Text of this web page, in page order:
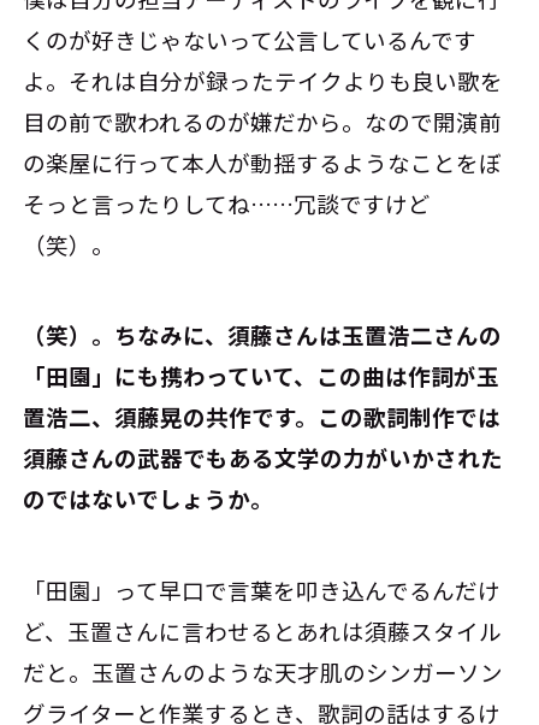
くのが好きじゃないって公言しているんです
よ。それは自分が録ったテイクよりも良い歌を
目の前で歌われるのが嫌だから。なので開演前
の楽屋に行って本人が動揺するようなことをぼ
そっと言ったりしてね……冗談ですけど
（笑）。
――（笑）。ちなみに、須藤さんは玉置浩二さんの
「田園」にも携わっていて、この曲は作詞が玉
置浩二、須藤晃の共作です。この歌詞制作では
須藤さんの武器でもある文学の力がいかされた
のではないでしょうか。
「田園」って早口で言葉を叩き込んでるんだけ
ど、玉置さんに言わせるとあれは須藤スタイル
だと。玉置さんのような天才肌のシンガーソン
グライターと作業するとき、歌詞の話はするけ